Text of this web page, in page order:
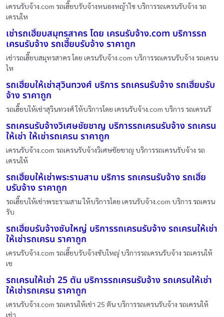
เครนรับจ้าง.com รถเฮี๊ยบรับจ้างหนองหญ้าไซ บริการรถเครนรับจ้าง รถ
เครนให
เช่ารถเฮี๊ยบสมุทรสาคร โดย เครนรับจ้าง.com บริการรถ
เครนรับจ้าง รถเฮี๊ยบรับจ้าง ราคาถูก
เช่ารถเฮี๊ยบสมุทรสาคร โดย เครนรับจ้าง.com บริการรถเครนรับจ้าง รถเครน
ให
รถเฮี๊ยบให้เช่าสุวินทวงศ์ บริการ รถเครนรับจ้าง รถเฮี๊ยบรับ
จ้าง ราคาถูก
รถเฮี๊ยบให้เช่าสุวินทวงศ์ ให้บริการโดย เครนรับจ้าง.com บริการ รถเครนรั
รถเครนรับจ้างวิเศษชัยชาญ บริการรถเครนรับจ้าง รถเครน
ให้เช่า ให้เช่ารถเครน ราคาถูก
เครนรับจ้าง.com รถเครนรับจ้างวิเศษชัยชาญ บริการรถเครนรับจ้าง รถ
เครนให้
รถเฮี๊ยบให้เช่าพระรามสาม บริการ รถเครนรับจ้าง รถเฮี๊ย
บรับจ้าง ราคาถูก
รถเฮี๊ยบให้เช่าพระรามสาม ให้บริการโดย เครนรับจ้าง.com บริการ รถเครน
รับ
รถเฮี๊ยบรับจ้างซับใหญ่ บริการรถเครนรับจ้าง รถเครนให้เช่า
ให้เช่ารถเครน ราคาถูก
เครนรับจ้าง.com รถเฮี๊ยบรับจ้างซับใหญ่ บริการรถเครนรับจ้าง รถเครนให้
เช
รถเครนให้เช่า 25 ตัน บริการรถเครนรับจ้าง รถเครนให้เช่า
ให้เช่ารถเครน ราคาถูก
เครนรับจ้าง.com รถเครนให้เช่า 25 ตัน บริการรถเครนรับจ้าง รถเครนให้
เช่า